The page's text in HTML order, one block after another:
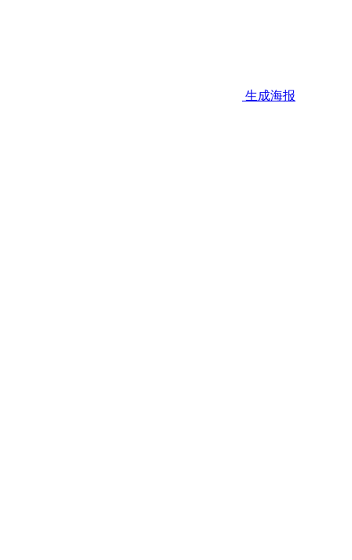
生成海报